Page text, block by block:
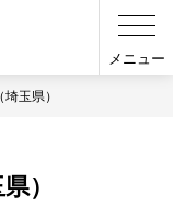
メニュー
玉県）
）